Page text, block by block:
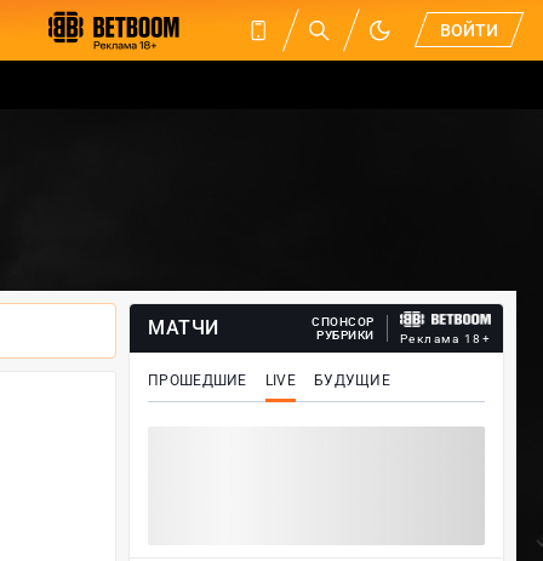
ВОЙТИ
МАТЧИ
СПОНСОР
РУБРИКИ
Реклама 18+
ПРОШЕДШИЕ LIVE БУДУЩИЕ